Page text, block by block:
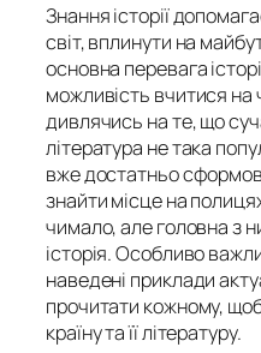
Знання історії
світ, вплинути на
основна перевага
можливість вчитися
дивлячись на те, що
література не така
вже достатньо
знайти місце на
чимало, але головна з
історія. Особливо
наведені приклади
прочитати кожному,
країну та її літературу.